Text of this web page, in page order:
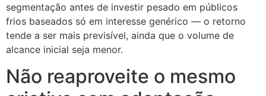
segmentação antes de investir pesado em públicos
frios baseados só em interesse genérico — o retorno
tende a ser mais previsível, ainda que o volume de
alcance inicial seja menor.
Não reaproveite o mesmo